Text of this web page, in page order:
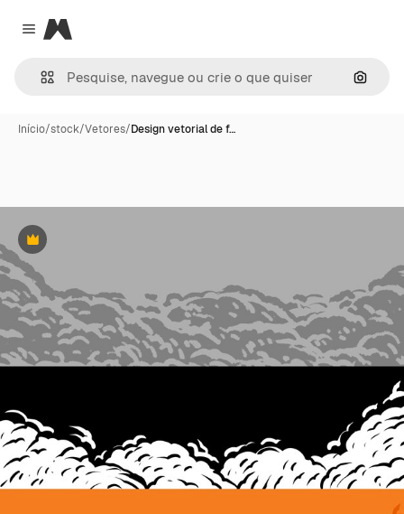
Close menu
Magnific
Início/stock/Vetores/Design vetorial de f…
Premium